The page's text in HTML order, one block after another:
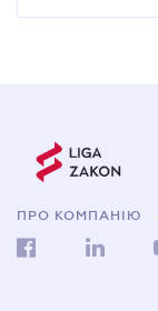
ПРО КОМПАНІЮ